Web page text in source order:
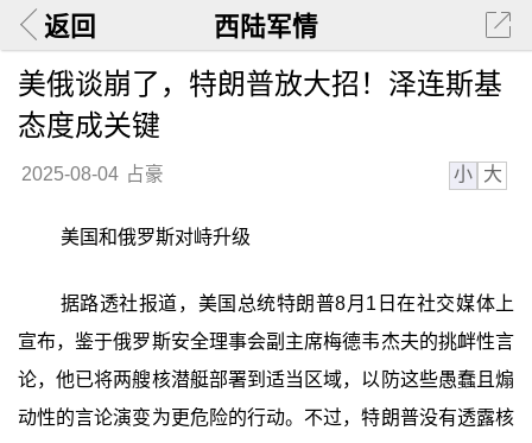
返回 西陆军情
美俄谈崩了，特朗普放大招！泽连斯基
态度成关键
2025-08-04 占豪 小 大
美国和俄罗斯对峙升级
据路透社报道，美国总统特朗普8月1日在社交媒体上
宣布，鉴于俄罗斯安全理事会副主席梅德韦杰夫的挑衅性言
论，他已将两艘核潜艇部署到适当区域，以防这些愚蠢且煽
动性的言论演变为更危险的行动。不过，特朗普没有透露核